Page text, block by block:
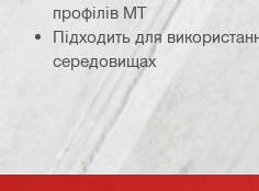
профілів MT
Підходить для
середовищах